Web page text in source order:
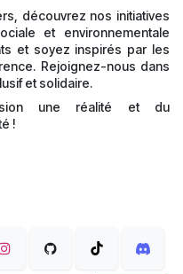
découvrez nos initiatives
et environnementale
et soyez inspirés par les
Rejoignez-nous dans
et solidaire.
une réalité et du
!